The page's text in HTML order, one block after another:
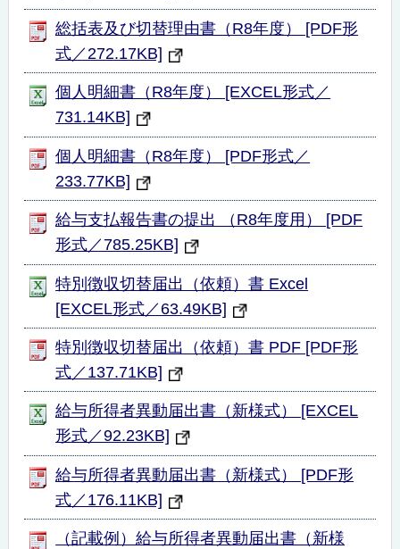
総括表及び切替理由書（R8年度） [PDF形
式／272.17KB]
個人明細書（R8年度） [EXCEL形式／
731.14KB]
個人明細書（R8年度） [PDF形式／
233.77KB]
給与支払報告書の提出 （R8年度用） [PDF
形式／785.25KB]
特別徴収切替届出（依頼）書 Excel
[EXCEL形式／63.49KB]
特別徴収切替届出（依頼）書 PDF [PDF形
式／137.71KB]
給与所得者異動届出書（新様式） [EXCEL
形式／92.23KB]
給与所得者異動届出書（新様式） [PDF形
式／176.11KB]
（記載例）給与所得者異動届出書（新様